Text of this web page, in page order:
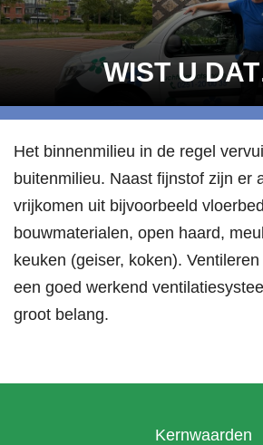
WIST U
Het binnenmilieu in de regel
buitenmilieu. Naast fijnstof zijn er
vrijkomen uit bijvoorbeeld
bouwmaterialen, open haard,
keuken (geiser, koken).
een goed werkend
groot belang.
Kernwaarden